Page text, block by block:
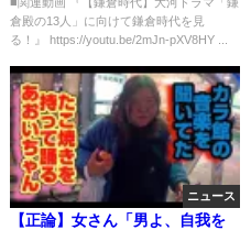
話] 三原一太の【いちペディア】
倉殿の13人」に向けて鎌倉時代を見
る！』 https://youtu.be/2mJn-pXV8HY ...
ニュース
【正論】女さん「男よ、自我を